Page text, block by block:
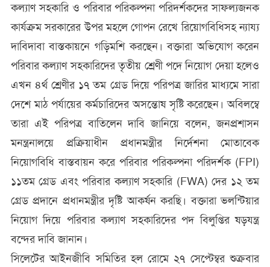
কল্যাণ সহকারি ও পরিবার পরিকল্পনা পরিদর্শকদের সাফল্যজনক
কার্যক্রম সরকারের উপর মহলে গোপন রেখে রিয়োগবিধিসহ ন্যায্য
দাবিদাবা বাস্তকায়নে গড়িমশি করছেন। বক্তারা অভিযোগ করেন
পরিবার কল্যাণ সহকারিদের তৃতীয় শ্রেণী পদে নিয়োগ দেয়া হলেও
এখন ৪র্থ শ্রেণীর ১৭ তম গ্রেড দিয়ে পরিপত্র জারির মাধ্যমে সারা
দেশে মাঠ পর্যায়ের কর্মচারিদের অসন্তোষ সৃষ্টি করেছেন। অবিলম্বে
তারা এই পরিপত্র বাতিলেন দাবি জানিয়ে বলেন, জনপ্রশাসন
মনন্ত্রনালয়ে প্রক্রিয়াধীন প্রধানমন্ত্রীর নির্দেশনা মোতাবেক
নিয়োগবিধি বাস্তবায়ন করে পরিবার পরিকল্পনা পরিদর্শক (FPI)
১১তম গ্রেড এবং পরিবার কল্যাণ সহকারি (FWA) দের ১২ তম
গ্রেড প্রদানে প্রধানমন্ত্রীর দৃষ্টি আকর্ষন করছি। বক্তারা ভলন্টিয়ার
নিয়োগ দিয়ে পরিবার কল্যাণ সহকারিদের পদ বিলুপ্তির ষড়যন্ত্র
বন্দের দাবি জানান।
সিলেটের আইনজীবি সমিতির হল রোমে ২৭ সেপ্টেম্বর শুক্রবার